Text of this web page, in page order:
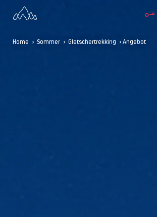
Home > Sommer > Gletschertrekking > Angebot